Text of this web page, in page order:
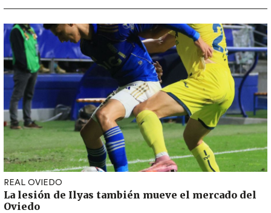
REAL OVIEDO
La lesión de Ilyas también mueve el mercado del
Oviedo